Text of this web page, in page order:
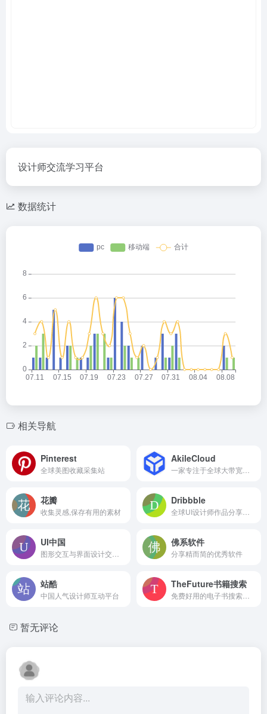
设计师交流学习平台
数据统计
相关导航
Pinterest
全球美图收藏采集站
AkileCloud
花瓣
收集灵感,保存有用的素材
Dribbble
UI中国 佛系软件
分享精而简的优秀软件
站酷
中国人气设计师互动平台
TheFuture书籍搜索
暂无评论